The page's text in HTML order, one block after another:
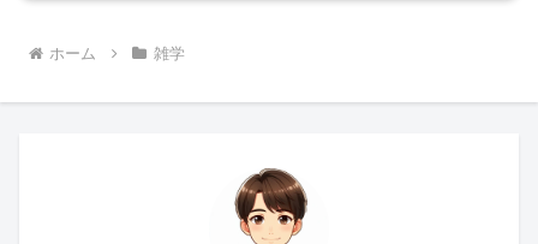
ホーム 雑学